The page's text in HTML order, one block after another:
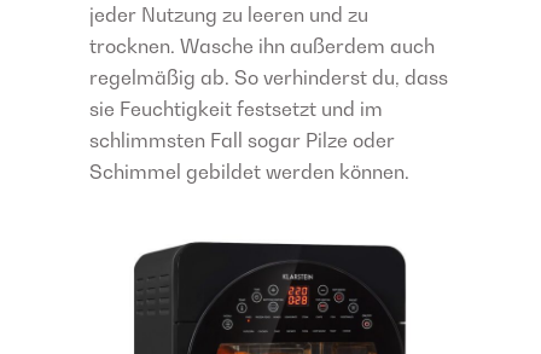
jeder Nutzung zu leeren und zu
trocknen. Wasche ihn außerdem auch
regelmäßig ab. So verhinderst du, dass
sie Feuchtigkeit festsetzt und im
schlimmsten Fall sogar Pilze oder
Schimmel gebildet werden können.